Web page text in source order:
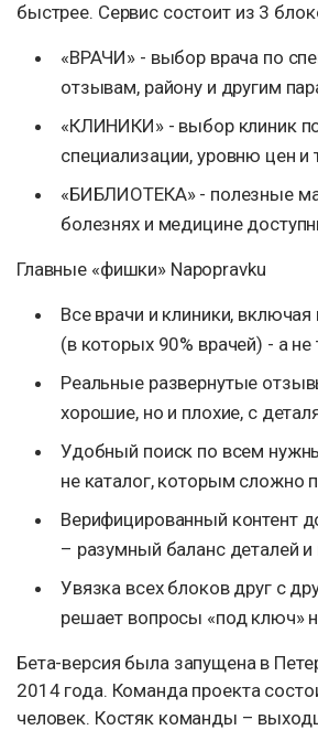
быстрее. Сервис состоит из 3
«ВРАЧИ» - выбор врача по
отзывам, району и другим
«КЛИНИКИ» - выбор клиник
специализации, уровню цен и
«БИБЛИОТЕКА» - полезные
болезнях и медицине
Главные «фишки» Napopravku
Все врачи и клиники,
(в которых 90% врачей) - а
Реальные развернутые
хорошие, но и плохие, с
Удобный поиск по всем
не каталог, которым сложно
Верифицированный контент
– разумный баланс деталей и
Увязка всех блоков друг с
решает вопросы «под ключ»
Бета-версия была запущена в
2014 года. Команда проекта
человек. Костяк команды –